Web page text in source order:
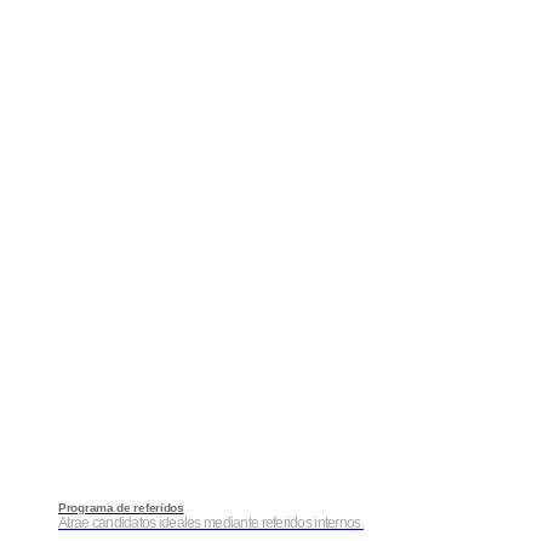
Programa de referidos
Atrae candidatos ideales mediante referidos internos.